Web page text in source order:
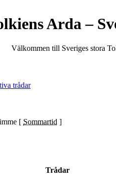
Arda –
Välkommen till Sveriges stora
trådar
[ Sommartid ]
Trådar